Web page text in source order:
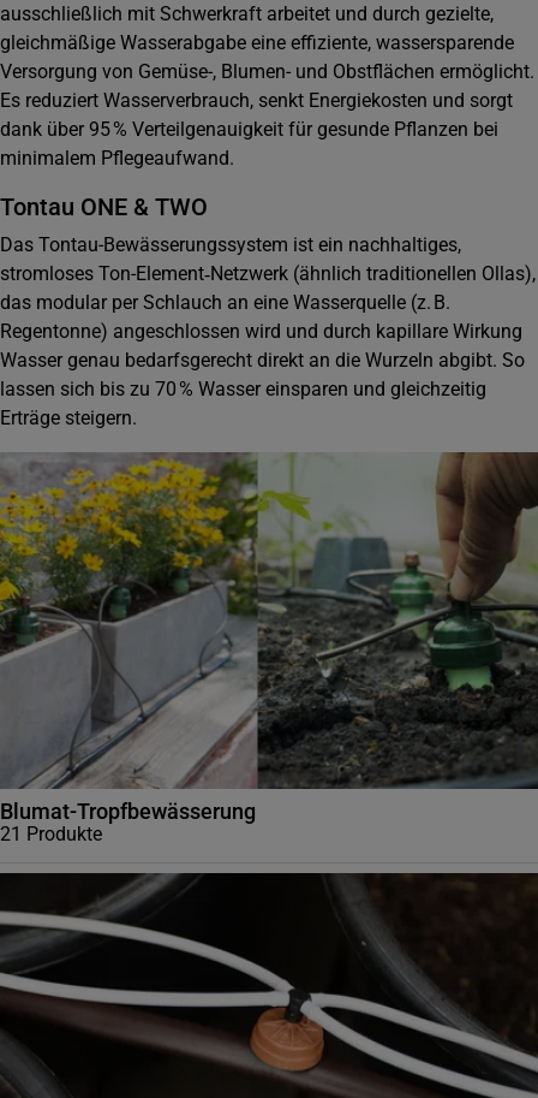
ausschließlich mit Schwerkraft arbeitet und durch gezielte,
gleichmäßige Wasserabgabe eine effiziente, wassersparende
Versorgung von Gemüse-, Blumen- und Obstflächen ermöglicht.
Es reduziert Wasserverbrauch, senkt Energiekosten und sorgt
dank über 95 % Verteilgenauigkeit für gesunde Pflanzen bei
minimalem Pflegeaufwand.
Tontau ONE & TWO
Das Tontau-Bewässerungssystem ist ein nachhaltiges,
stromloses Ton-Element‑Netzwerk (ähnlich traditionellen Ollas),
das modular per Schlauch an eine Wasserquelle (z. B.
Regentonne) angeschlossen wird und durch kapillare Wirkung
Wasser genau bedarfsgerecht direkt an die Wurzeln abgibt. So
lassen sich bis zu 70 % Wasser einsparen und gleichzeitig
Erträge steigern.
Blumat-Tropfbewässerung
21 Produkte